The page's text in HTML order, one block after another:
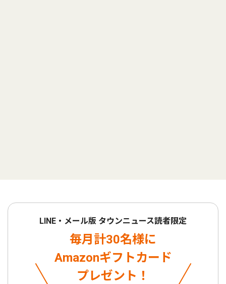
LINE・メール版 タウンニュース読者限定
毎月計30名様に
Amazonギフトカード
プレゼント！